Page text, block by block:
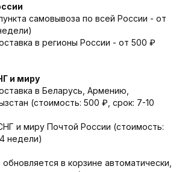
самовывоза по всей России - от
в регионы России - от 500 ₽
и миру
в Беларусь, Армению,
(стоимость: 500 ₽, срок: 7-10
и миру Почтой России (стоимость:
недели)
в корзине автоматически,